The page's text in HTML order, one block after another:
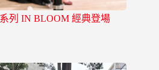
列 IN BLOOM 經典登場